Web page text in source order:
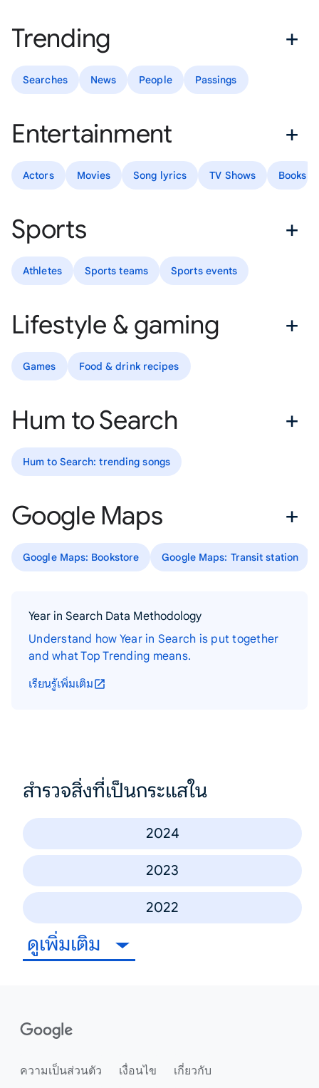
Trending
Searches News People Passings
Entertainment
Actors Movies Song lyrics TV Shows Books
Sports
Athletes Sports teams Sports events
Lifestyle & gaming
Games Food & drink recipes
Hum to Search
Hum to Search: trending songs
Google Maps
Google Maps: Bookstore Google Maps: Transit station
Year in Search Data Methodology
Understand how Year in Search is put together
and what Top Trending means.
เรียนรู้เพิ่มเติม
สำรวจสิ่งที่เป็นกระแสใน
2024
2023
2022
ดูเพิ่มเติม
ความเป็นส่วนตัว เงื่อนไข เกี่ยวกับ